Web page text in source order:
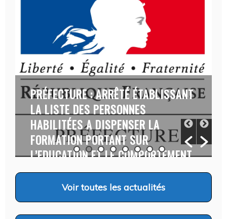
FÊTE DE LA SAINT STAPIN 2026 :
REMERCIEMENTS DE MONSIEUR LE
MAIRE…
Auteur Aïni ABDOU/ 6 août 2026
Voirtoutes les actualités